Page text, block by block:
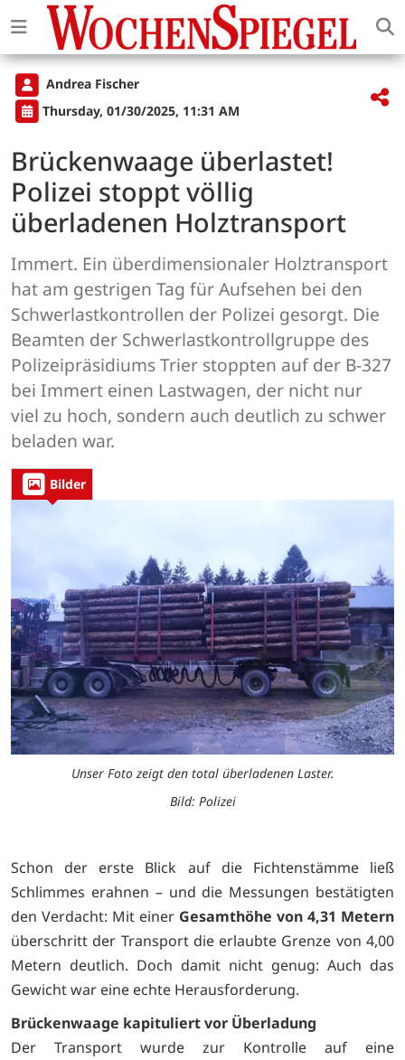
Andrea Fischer
Thursday, 01/30/2025, 11:31 AM
Brückenwaage überlastet!
Polizei stoppt völlig
überladenen Holztransport
Immert. Ein überdimensionaler Holztransport
hat am gestrigen Tag für Aufsehen bei den
Schwerlastkontrollen der Polizei gesorgt. Die
Beamten der Schwerlastkontrollgruppe des
Polizeipräsidiums Trier stoppten auf der B-327
bei Immert einen Lastwagen, der nicht nur
viel zu hoch, sondern auch deutlich zu schwer
beladen war.
Bilder
Unser Foto zeigt den total überladenen Laster.
Bild: Polizei
Schon der erste Blick auf die Fichtenstämme ließ
Schlimmes erahnen – und die Messungen bestätigten
den Verdacht: Mit einer Gesamthöhe von 4,31 Metern
überschritt der Transport die erlaubte Grenze von 4,00
Metern deutlich. Doch damit nicht genug: Auch das
Gewicht war eine echte Herausforderung.
Brückenwaage kapituliert vor Überladung
Der Transport wurde zur Kontrolle auf eine